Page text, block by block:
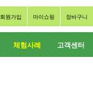
회원가입 마이쇼핑 장바구니
체험사례 고객센터